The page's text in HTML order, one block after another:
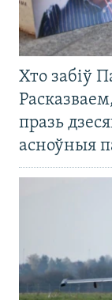
Хто забіў
празь
асноўныя